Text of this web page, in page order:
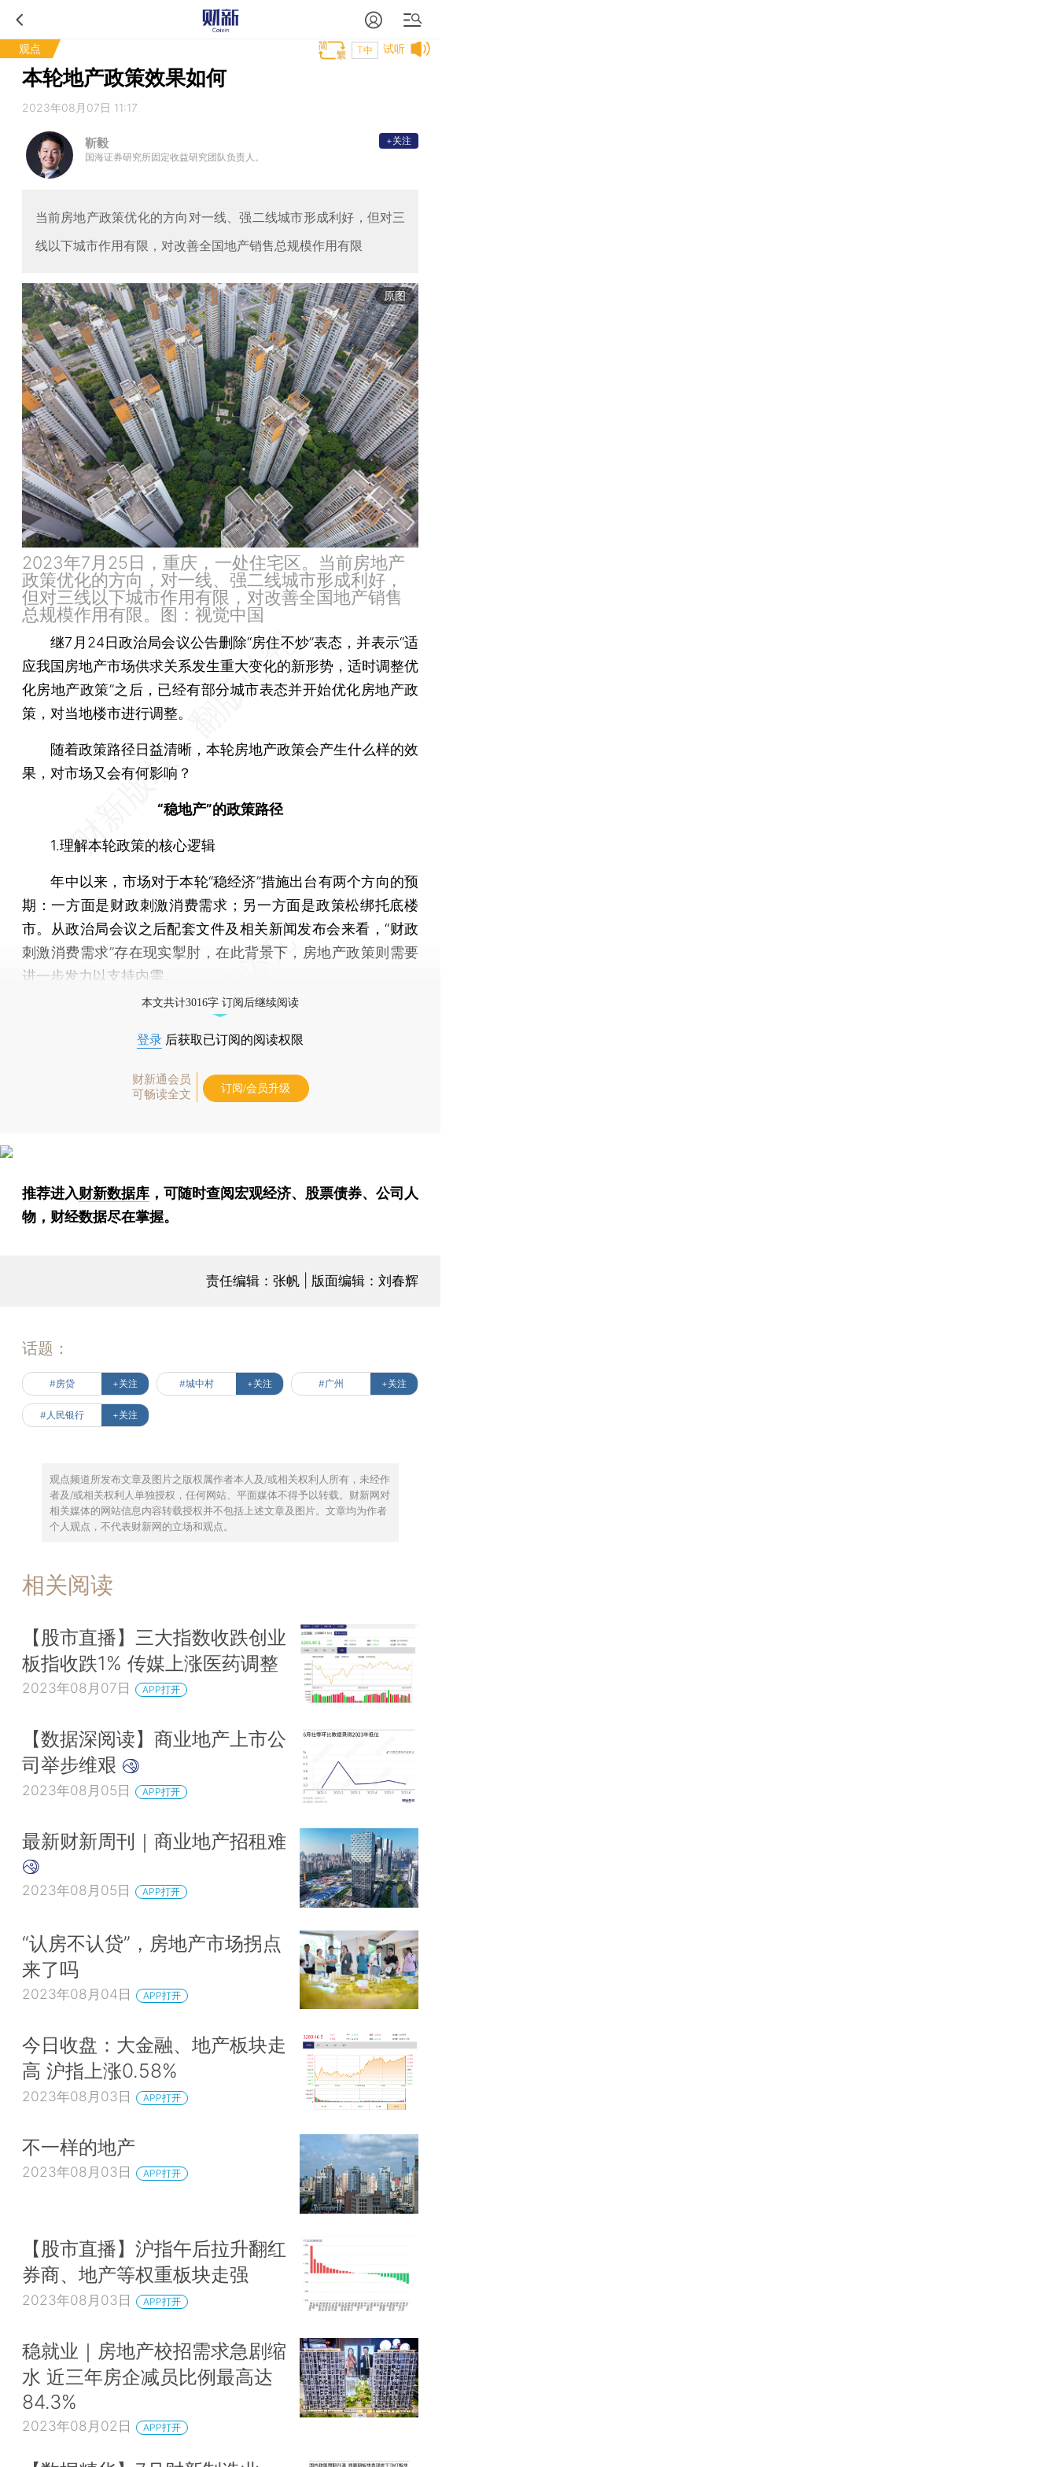
观点 试听
T中
本轮地产政策效果如何
2023年08月07日 11:17
靳毅
国海证券研究所固定收益研究团队负责人。
+关注
当前房地产政策优化的方向对一线、强二线城市形成利好，但对三
线以下城市作用有限，对改善全国地产销售总规模作用有限
原图
2023年7月25日，重庆，一处住宅区。当前房地产
政策优化的方向，对一线、强二线城市形成利好，
但对三线以下城市作用有限，对改善全国地产销售
总规模作用有限。图：视觉中国
继7月24日政治局会议公告删除“房住不炒”表态，并表示“适
应我国房地产市场供求关系发生重大变化的新形势，适时调整优
化房地产政策”之后，已经有部分城市表态并开始优化房地产政
策，对当地楼市进行调整。
随着政策路径日益清晰，本轮房地产政策会产生什么样的效
果，对市场又会有何影响？
“稳地产”的政策路径
1.理解本轮政策的核心逻辑
年中以来，市场对于本轮“稳经济”措施出台有两个方向的预
期：一方面是财政刺激消费需求；另一方面是政策松绑托底楼
市。从政治局会议之后配套文件及相关新闻发布会来看，“财政
刺激消费需求”存在现实掣肘，在此背景下，房地产政策则需要
进一步发力以支持内需。
本文共计3016字 订阅后继续阅读
登录 后获取已订阅的阅读权限
财新通会员
可畅读全文
订阅/会员升级
推荐进入财新数据库 ，可随时查阅宏观经济、股票债券、公司人
物，财经数据尽在掌握。
责任编辑：张帆 | 版面编辑：刘春辉
话题：
#房贷 +关注 #城中村 +关注 #广州 +关注
#人民银行 +关注
观点频道所发布文章及图片之版权属作者本人及/或相关权利人所有，未经作
者及/或相关权利人单独授权，任何网站、平面媒体不得予以转载。财新网对
相关媒体的网站信息内容转载授权并不包括上述文章及图片。文章均为作者
个人观点，不代表财新网的立场和观点。
相关阅读
【股市直播】三大指数收跌创业
板指收跌1% 传媒上涨医药调整
2023年08月07日 APP打开
【数据深阅读】商业地产上市公
司举步维艰
2023年08月05日 APP打开
最新财新周刊｜商业地产招租难
2023年08月05日 APP打开
“认房不认贷”，房地产市场拐点
来了吗
2023年08月04日 APP打开
今日收盘：大金融、地产板块走
高 沪指上涨0.58%
2023年08月03日 APP打开
不一样的地产
2023年08月03日 APP打开
【股市直播】沪指午后拉升翻红
券商、地产等权重板块走强
2023年08月03日 APP打开
稳就业｜房地产校招需求急剧缩
水 近三年房企减员比例最高达
84.3%
2023年08月02日 APP打开